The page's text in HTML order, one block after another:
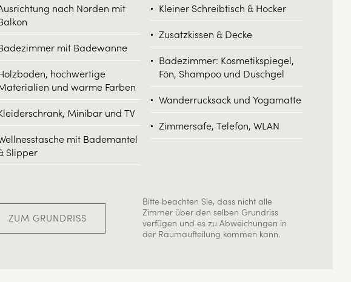
nach Norden mit
mit Badewanne
hochwertige
und warme Farben
Minibar und TV
mit Bademantel
Slipper
Kleiner Schreibtisch & Hocker
Zusatzkissen & Decke
Badezimmer: Kosmetikspiegel,
Fön, Shampoo und Duschgel
Wanderrucksack und Yogamatte
Zimmersafe, Telefon, WLAN
ZUM GRUNDRISS
Bitte beachten Sie, dass nicht alle
Zimmer über den selben Grundriss
verfügen und es zu Abweichungen in
der Raumaufteilung kommen kann.